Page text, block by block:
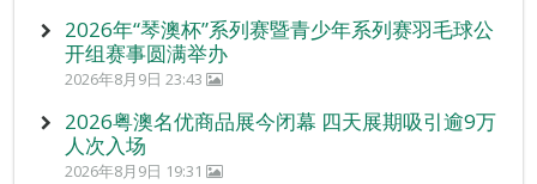
2026年“琴澳杯”系列赛暨青少年系列赛羽毛球公
开组赛事圆满举办
2026年8月9日 23:43
2026粤澳名优商品展今闭幕 四天展期吸引逾9万
人次入场
2026年8月9日 19:31